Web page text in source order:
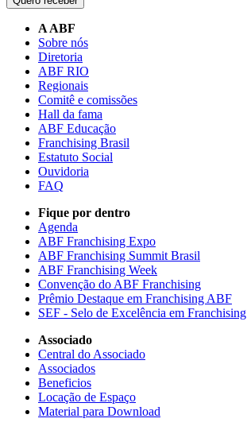
A ABF
Sobre nós
Diretoria
ABF RIO
Regionais
Comitê e comissões
Hall da fama
ABF Educação
Franchising Brasil
Estatuto Social
Ouvidoria
FAQ
Fique por dentro
Agenda
ABF Franchising Expo
ABF Franchising Summit Brasil
ABF Franchising Week
Convenção do ABF Franchising
Prêmio Destaque em Franchising ABF
SEF - Selo de Excelência em Franchising
Associado
Central do Associado
Associados
Beneficios
Locação de Espaço
Material para Download